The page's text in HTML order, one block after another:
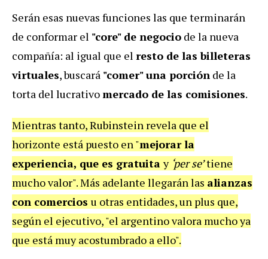
Serán esas nuevas funciones las que terminarán
de conformar el "core" de negocio de la nueva
compañía: al igual que el resto de las billeteras
virtuales, buscará "comer" una porción de la
torta del lucrativomercado de las comisiones.
Mientras tanto, Rubinstein revela que el
horizonte está puesto en "mejorar la
experiencia, que es gratuitay ‘per se’tiene
mucho valor". Más adelante llegarán las alianzas
con comercios u otras entidades, un plus que,
según el ejecutivo, "el argentino valora mucho ya
que está muy acostumbrado a ello".